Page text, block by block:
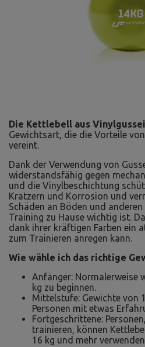
Die Kettlebell aus
Gewichtsart, die die Vorteile
vereint.
Dank der Verwendung von
widerstandsfähig gegen
und die Vinylbeschichtung
Kratzern und Korrosion und
Schäden an Böden und
Training zu Hause wichtig ist.
dank ihrer kräftigen Farben ein
zum Trainieren anregen kann.
Wie wähle ich das richtige
Anfänger: Normalerweise
kg zu beginnen.
Mittelstufe: Gewichte von
Personen mit etwas
Fortgeschrittene:
trainieren, können
16 kg und mehr